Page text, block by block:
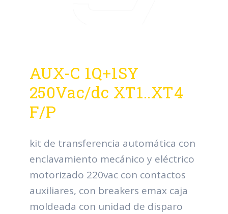
AUX-C 1Q+1SY
250Vac/dc XT1..XT4
F/P
kit de transferencia automática con
enclavamiento mecánico y eléctrico
motorizado 220vac con contactos
auxiliares, con breakers emax caja
moldeada con unidad de disparo